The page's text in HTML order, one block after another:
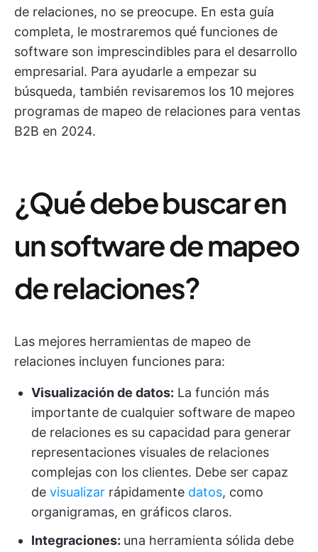
de relaciones, no se preocupe. En esta guía
completa, le mostraremos qué funciones de
software son imprescindibles para el desarrollo
empresarial. Para ayudarle a empezar su
búsqueda, también revisaremos los 10 mejores
programas de mapeo de relaciones para ventas
B2B en 2024.
¿Qué debe buscar en
un software de mapeo
de relaciones?
Las mejores herramientas de mapeo de
relaciones incluyen funciones para:
Visualización de datos: La función más
importante de cualquier software de mapeo
de relaciones es su capacidad para generar
representaciones visuales de relaciones
complejas con los clientes. Debe ser capaz
de visualizar rápidamente datos, como
organigramas, en gráficos claros.
Integraciones: una herramienta sólida debe